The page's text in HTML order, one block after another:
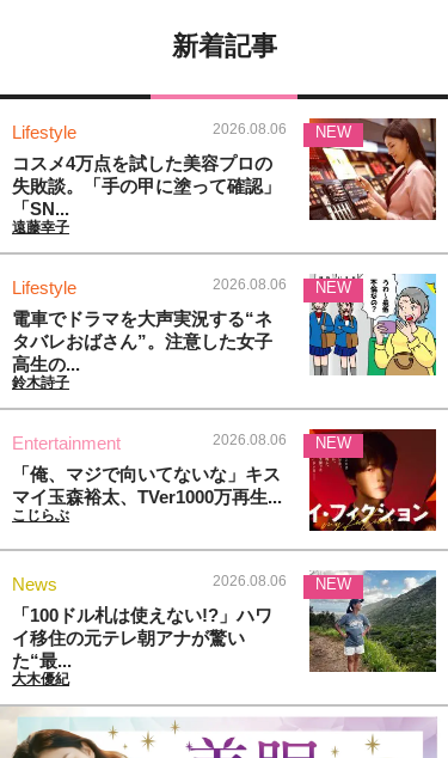
新着記事
Lifestyle 2026.08.06
コスメ4万点を試した美容プロの
失敗談。「手の甲に塗って確認」
「SN...
遠藤幸子
NEW
Lifestyle 2026.08.06
電車でドラマを大声実況する“ネ
タバレおばさん”。注意した女子
高生の...
鈴木詩子
NEW
Entertainment 2026.08.06
「俺、マジで向いてないな」キス
マイ玉森裕太、TVer1000万再生...
こじらぶ
NEW
News 2026.08.06
「100ドル札は使えない!?」ハワ
イ移住の元テレ朝アナが驚い
た“最...
大木優紀
NEW